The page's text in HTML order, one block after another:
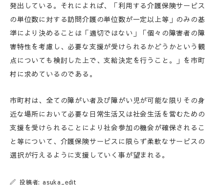
発出している。それによれば、「利用する介護保険サービス
の単位数に対する訪問介護の単位数が一定以上等」のみの基
準により決めることは「適切ではない」「個々の障害者の障
害特性を考慮し、必要な支援が受けられるかどうかという観
点についても検討した上で、支給決定を行うこと。」を市町
村に求めているのである。
市町村は、全ての障がい者及び障がい児が可能な限りその身
近な場所において必要な日常生活又は社会生活を営むための
支援を受けられることにより社会参加の機会が確保されるこ
と等について、介護保険サービスに限らず柔軟なサービスの
選択が行えるように支援していく事が望まれる。
投稿者: asuka_edit